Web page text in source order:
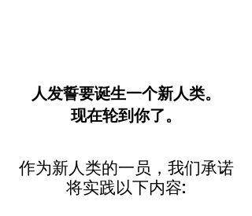
人发誓要诞生一个新人类。
现在轮到你了。
作为新人类的一员，我们承诺
将实践以下内容: